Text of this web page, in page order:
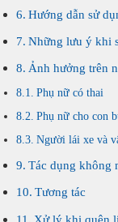
Hướng dẫn sử
Những lưu ý khi
Ảnh hưởng trên
Phụ nữ có thai
Phụ nữ cho con
Người lái xe và
Tác dụng không
Tương tác
Xử lý khi quên